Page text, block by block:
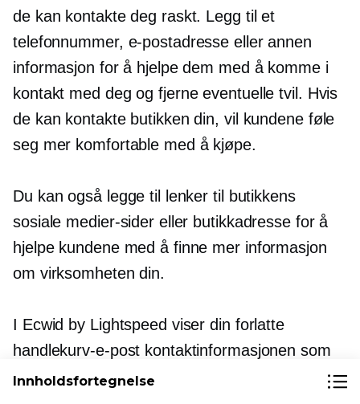
de kan kontakte deg raskt. Legg til et
telefonnummer, e-postadresse eller annen
informasjon for å hjelpe dem med å komme i
kontakt med deg og fjerne eventuelle tvil. Hvis
de kan kontakte butikken din, vil kundene føle
seg mer komfortable med å kjøpe.
Du kan også legge til lenker til butikkens
sosiale medier-sider eller butikkadresse for å
hjelpe kundene med å finne mer informasjon
om virksomheten din.
I Ecwid by Lightspeed viser din forlatte
handlekurv-e-post kontaktinformasjonen som
er spesifisert pågenerelle innstillinger
Innholdsfortegnelse